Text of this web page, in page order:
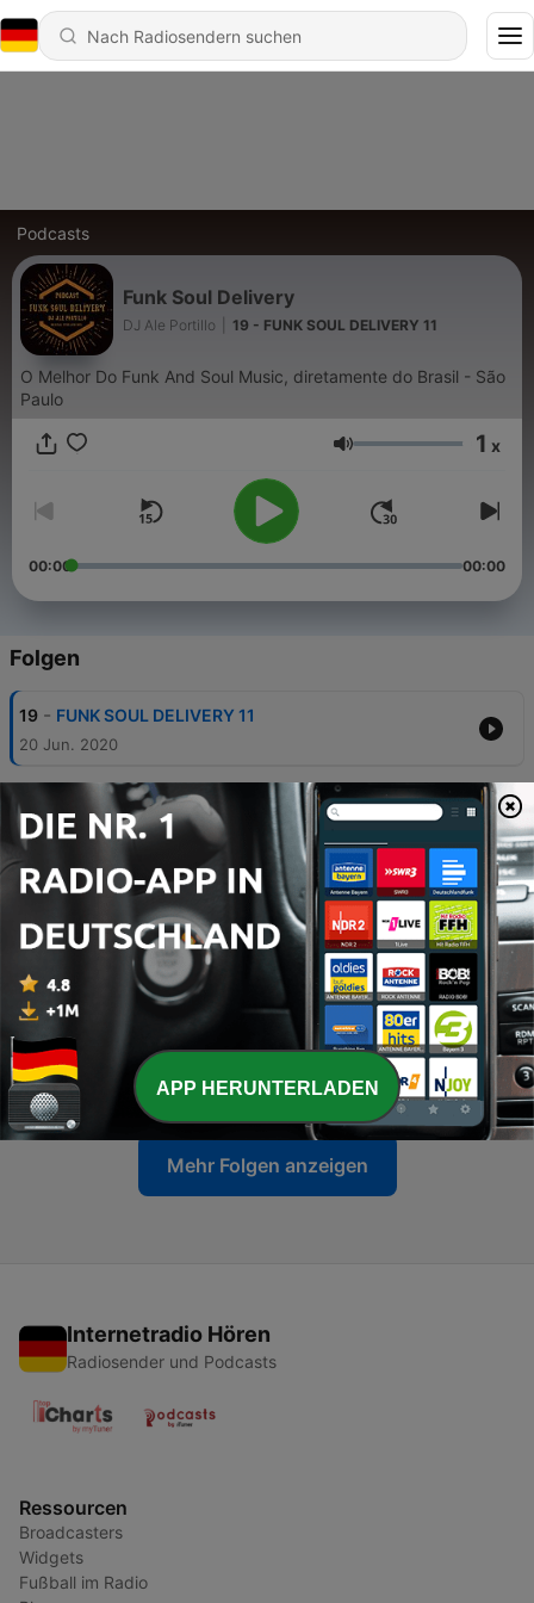
Podcasts
Funk Soul Delivery
DJ Ale Portillo 19 - FUNK SOUL DELIVERY 11
O Melhor Do Funk And Soul Music, diretamente do Brasil - São
Paulo
Lautstärke 1 x
00:00 00:00
Folgen
19 - FUNK SOUL DELIVERY 11
20 Jun. 2020
Funk Soul Delivery - 10 - The Hud's - inauguração
13 Nov. 2019
14 - Funk Soul Delivery - Edição 9
09 Okt. 2019
13 - Funk Soul Delivery 08 Centro Cultural Tatuapé - A
03 Okt. 2019
10 - Evento 03 de Outubro - Funk Soul Delivery -
Tatuapé - São Paulo -S.P. - Brasil
30 Sep. 2019
Mehr Folgen anzeigen
Internetradio Hören
Radiosender und Podcasts
Ressourcen
Broadcasters
Widgets
Fußball im Radio
APP HERUNTERLADEN